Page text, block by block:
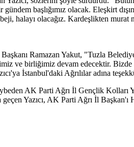
başlığımız olacak. Eleşkirt
halayı olacağız. Kardeşlikten
Ramazan Yakut, "Tuzla
ve birliğimiz devam edecektir.
İstanbul'daki Ağrılılar adına
AK Parti Ağrı İl Gençlik
Yazıcı, AK Parti Ağrı İl